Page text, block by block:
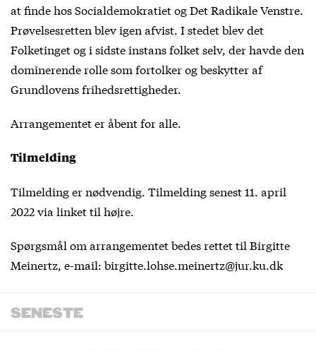
at finde hos Socialdemokratiet og Det Radikale Venstre.
Prøvelsesretten blev igen afvist. I stedet blev det
Folketinget og i sidste instans folket selv, der havde den
dominerende rolle som fortolker og beskytter af
Grundlovens frihedsrettigheder.
Arrangementet er åbent for alle.
Tilmelding
Tilmelding er nødvendig. Tilmelding senest 11. april
2022 via linket til højre.
Spørgsmål om arrangementet bedes rettet til Birgitte
Meinertz, e-mail: birgitte.lohse.meinertz@jur.ku.dk
SENESTE